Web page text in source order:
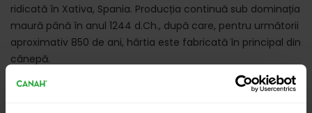
ridicată în Xativa, Spania. Producția continuă sub dominația
maură până în anul 1244 d.Ch., după care, pentru următorii
aproximativ 850 de ani, hârtia este fabricată în principal din
cânepă.
1100 d.Ch. – Cânepa în alimentația